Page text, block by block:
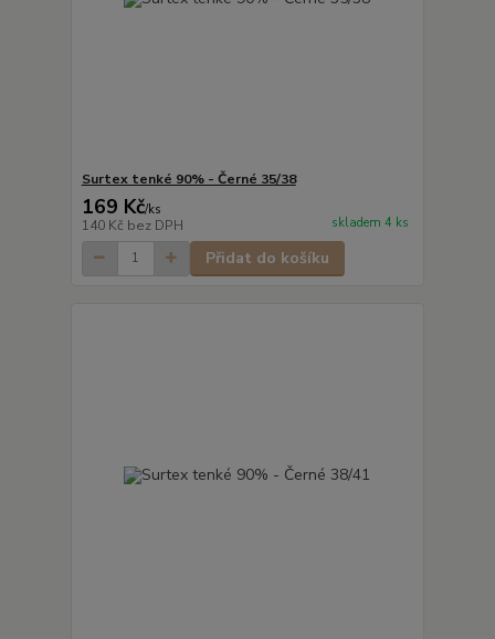
Surtex tenké 90% - Černé 35/38
169 Kč/ks
140 Kč bez DPH skladem 4 ks
Přidat do košíku